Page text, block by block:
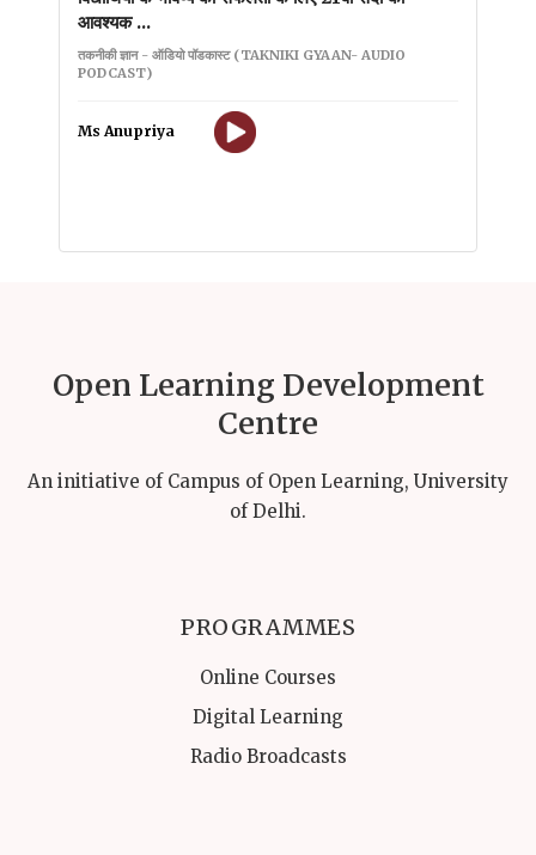
आवश्यक ...
तकनीकी ज्ञान - ऑडियो पॉडकास्ट (TAKNIKI GYAAN- AUDIO
PODCAST)
Ms Anupriya
Open Learning Development
Centre
An initiative of Campus of Open Learning, University
of Delhi.
PROGRAMMES
Online Courses
Digital Learning
Radio Broadcasts